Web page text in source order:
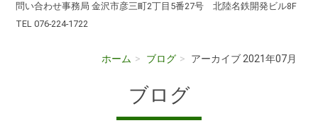
問い合わせ事務局 金沢市彦三町2丁目5番27号 北陸名鉄開発ビル8F
TEL 076-224-1722
ホーム ブログ アーカイブ 2021年07月
ブログ